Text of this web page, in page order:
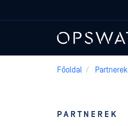
Főoldal / Partnerek
PARTNEREK